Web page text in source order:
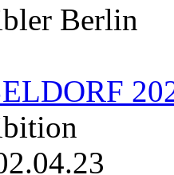
Berlin